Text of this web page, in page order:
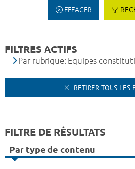
EFFACER
FILTRES ACTIFS
Par rubrique: Equipes
RETIRER TOUS LES
FILTRE DE RÉSULTATS
Par type de contenu